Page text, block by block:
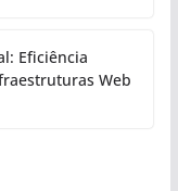
Eficiência
Web